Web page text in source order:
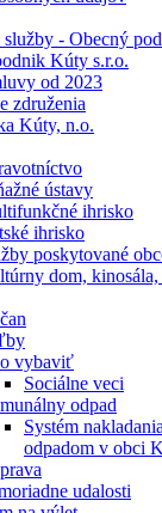
služby - Obecný
Kúty s.r.o.
od 2023
združenia
Kúty, n.o.
ústavy
ihrisko
ihrisko
poskytované
dom, kinosála,
vybaviť
Sociálne veci
odpad
Systém
odpadom v obci
udalosti